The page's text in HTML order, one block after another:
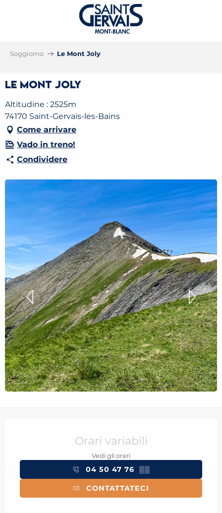
Soggiorno Le Mont Joly
Le Mont Joly
Altitudine : 2525m
74170 Saint-Gervais-les-Bains
Come arrivare
Vado in treno!
Condividere
Orari variabili
Vedi gli orari
04 50 47 76 ▒▒
CONTATTATECI